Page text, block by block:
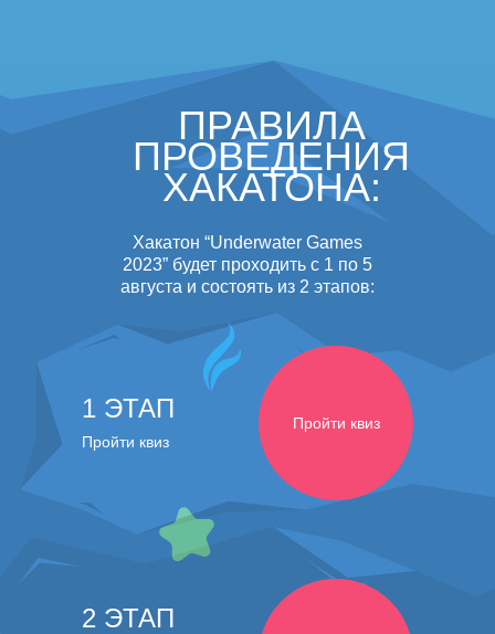
1 ЭТАП
Пройти квиз
2 ЭТАП
ПРАВИЛА
ПРОВЕДЕНИЯ
ХАКАТОНА:
Хакатон “Underwater Games
2023” будет проходить с 1 по 5
августа и состоять из 2 этапов:
Пройти квиз